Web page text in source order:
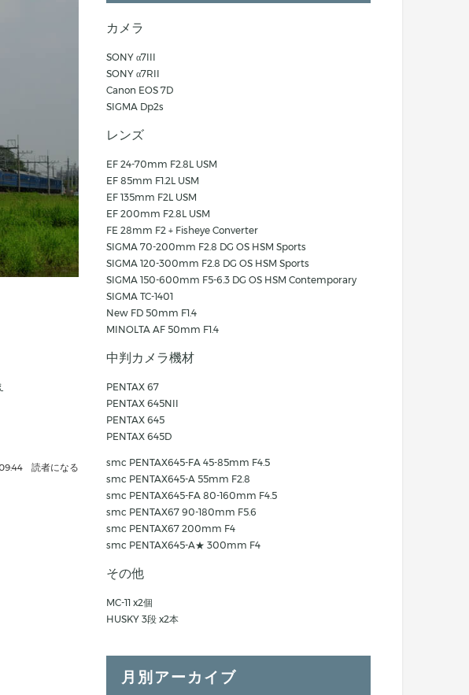
読者になる
カメラ
SONY α7III
SONY α7RII
Canon EOS 7D
SIGMA Dp2s
レンズ
EF 24-70mm F2.8L USM
EF 85mm F1.2L USM
EF 135mm F2L USM
EF 200mm F2.8L USM
FE 28mm F2 + Fisheye Converter
SIGMA 70-200mm F2.8 DG OS HSM Sports
SIGMA 120-300mm F2.8 DG OS HSM Sports
SIGMA 150-600mm F5-6.3 DG OS HSM Contemporary
SIGMA TC-1401
New FD 50mm F1.4
MINOLTA AF 50mm F1.4
中判カメラ機材
PENTAX 67
PENTAX 645NII
PENTAX 645
PENTAX 645D
smc PENTAX645-FA 45-85mm F4.5
smc PENTAX645-A 55mm F2.8
smc PENTAX645-FA 80-160mm F4.5
smc PENTAX67 90-180mm F5.6
smc PENTAX67 200mm F4
smc PENTAX645-A★ 300mm F4
その他
MC-11 x2個
HUSKY 3段 x2本
月別アーカイブ